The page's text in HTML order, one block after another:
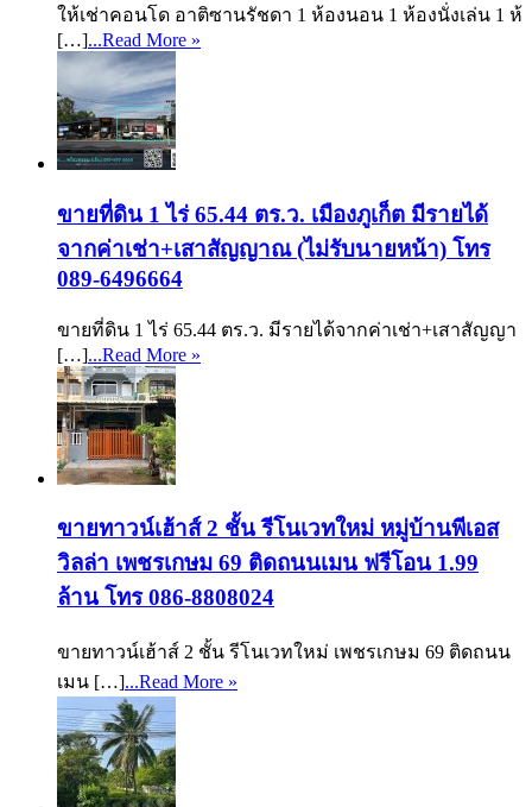
ให้เช่าคอนโด อาติซานรัชดา 1 ห้องนอน 1 ห้องนั่งเล่น 1 ห้
[…]...Read More »
ขายที่ดิน 1 ไร่ 65.44 ตร.ว. เมืองภูเก็ต มีรายได้
จากค่าเช่า+เสาสัญญาณ (ไม่รับนายหน้า) โทร
089-6496664
ขายที่ดิน 1 ไร่ 65.44 ตร.ว. มีรายได้จากค่าเช่า+เสาสัญญา
[…]...Read More »
ขายทาวน์เฮ้าส์ 2 ชั้น รีโนเวทใหม่ หมู่บ้านพีเอส
วิลล่า เพชรเกษม 69 ติดถนนเมน ฟรีโอน 1.99
ล้าน โทร 086-8808024
ขายทาวน์เฮ้าส์ 2 ชั้น รีโนเวทใหม่ เพชรเกษม 69 ติดถนน
เมน […]...Read More »